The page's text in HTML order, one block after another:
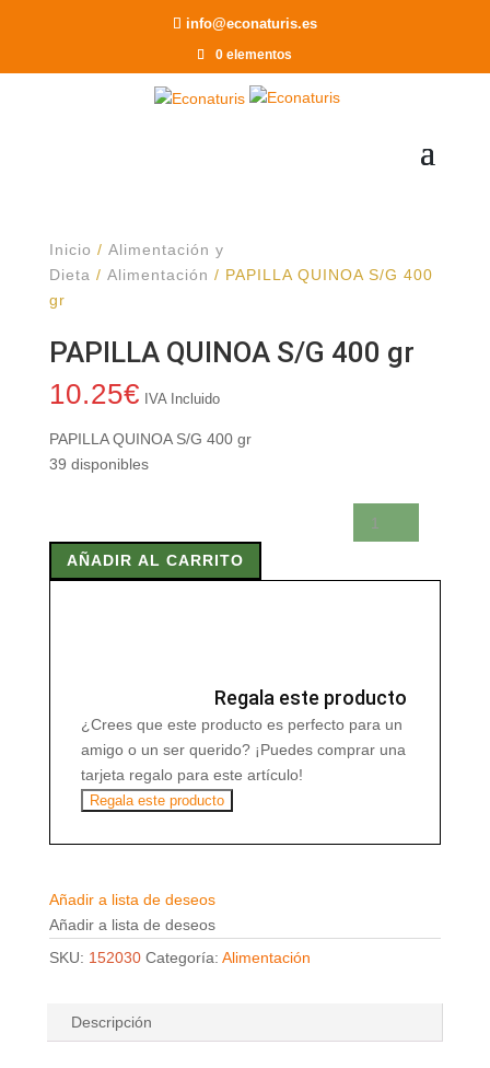
info@econaturis.es
0 elementos
Inicio / Alimentación y
Dieta / Alimentación / PAPILLA QUINOA S/G 400
gr
PAPILLA QUINOA S/G 400 gr
10.25€ IVA Incluido
PAPILLA QUINOA S/G 400 gr
39 disponibles
QUINOA
S/GAÑADIR AL CARRITO
Regala este producto
¿Crees que este producto es perfecto para un
amigo o un ser querido? ¡Puedes comprar una
tarjeta regalo para este artículo!
Regala este producto
Añadir a lista de deseos
Añadir a lista de deseos
SKU: 152030 Categoría: Alimentación
Descripción